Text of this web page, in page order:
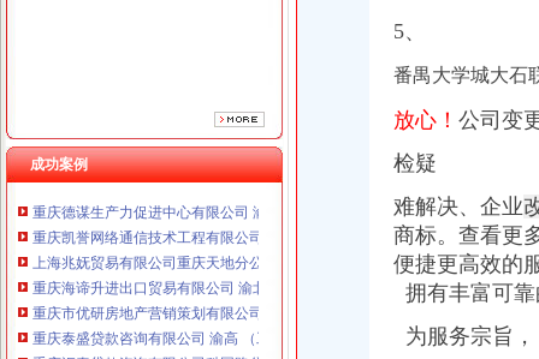
成功案例
重庆汇泰贷款咨询有限公司科园路分公司 渝高 （工商注册）
重庆灵娱科技有限公司 渝北3万 （工商注册）
重庆雷森堡网络科技有限公司 渝北10万 （工商注册）
重庆嘉天琪科技有限公司 渝北30万 （工商注册）
重庆凯誉网络通信技术工程有限公司 渝中300万 （工商变更）
上海兆妩贸易有限公司重庆天地分公司 渝中 （工商注册）
重庆海谛升进出口贸易有限公司 渝北100万 （进出口权）
重庆市优研房地产营销策划有限公司
重庆泰盛贷款咨询有限公司 渝高 （工商注册）
重庆汇泰贷款咨询有限公司科园路分公司 渝高 （工商注册）
5、
番禺大学城大石
放心！ 公司变
检疑
难解决、企业
商标。查看更
便捷更高效的
拥有丰富可
为服务宗旨，